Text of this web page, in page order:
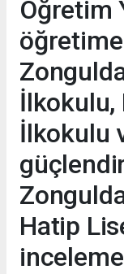
Öğretim
İlkokulu,
İlkokulu
Hatip